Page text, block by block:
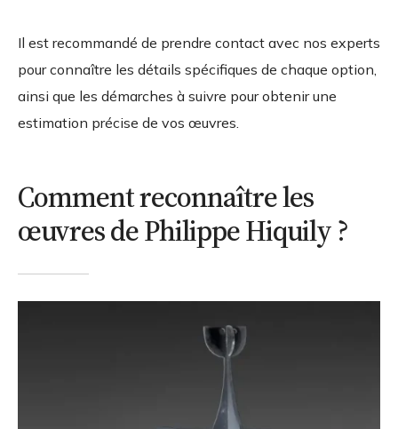
Il est recommandé de prendre contact avec nos experts
pour connaître les détails spécifiques de chaque option,
ainsi que les démarches à suivre pour obtenir une
estimation précise de vos œuvres.
Comment reconnaître les
œuvres de Philippe Hiquily ?